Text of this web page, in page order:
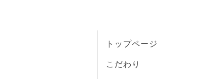
トップページ
こだわり